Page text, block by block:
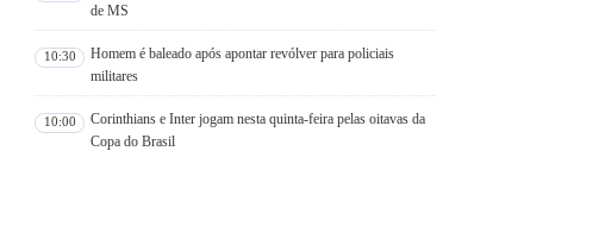
de MS
10:30
Homem é baleado após apontar revólver para policiais
militares
10:00
Corinthians e Inter jogam nesta quinta-feira pelas oitavas da
Copa do Brasil